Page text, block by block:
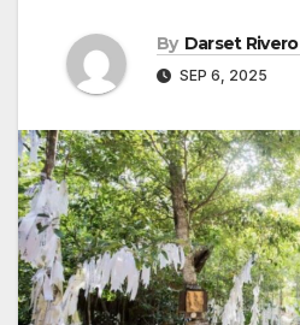
By Darset Rivero
SEP 6, 2025